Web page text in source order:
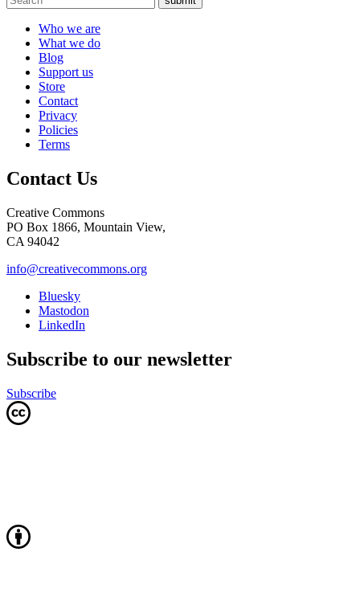
Who we are
What we do
Blog
Support us
Store
Contact
Privacy
Policies
Terms
Contact Us
Creative Commons
PO Box 1866, Mountain View,
CA 94042
info@creativecommons.org
Bluesky
Mastodon
LinkedIn
Subscribe to our newsletter
Subscribe